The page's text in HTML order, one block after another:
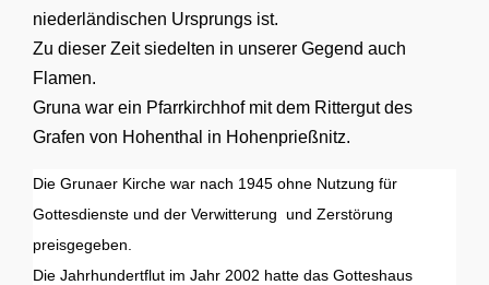
niederländischen Ursprungs ist.
Zu dieser Zeit siedelten in unserer Gegend auch
Flamen.
Gruna war ein Pfarrkirchhof mit dem Rittergut des
Grafen von Hohenthal in Hohenprießnitz.
Die Grunaer Kirche war nach 1945 ohne Nutzung für
Gottesdienste und der Verwitterung und Zerstörung
preisgegeben.
Die Jahrhundertflut im Jahr 2002 hatte das Gotteshaus